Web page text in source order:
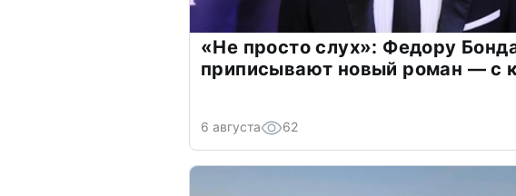
«Не просто слух»: Федору
приписывают новый роман — с
6 августа 62